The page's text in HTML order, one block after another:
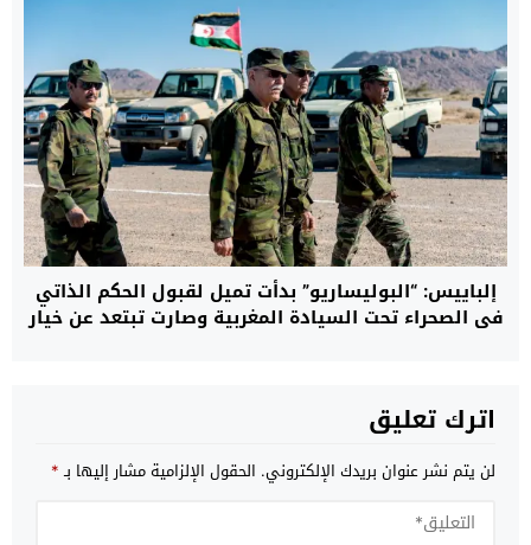
إلباييس: “البوليساريو” بدأت تميل لقبول الحكم الذاتي
في الصحراء تحت السيادة المغربية وصارت تبتعد عن خيار
اترك تعليق
لن يتم نشر عنوان بريدك الإلكتروني. الحقول الإلزامية مشار إليها بـ*